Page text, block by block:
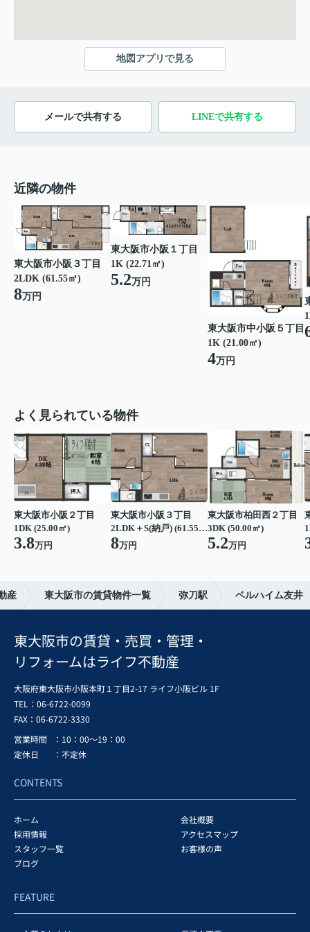
地図アプリで見る
メールで共有する LINEで共有する
近隣の物件
東大阪市小阪３丁目
2LDK (61.55㎡)
8万円
東大阪市小阪１丁目
1K (22.71㎡)
5.2万円
東大阪市中小阪５丁目
1K (21.00㎡)
4万円
よく見られている物件
東大阪市小阪２丁目
1DK (25.00㎡)
3.8万円
東大阪市小阪３丁目
2LDK＋S(納戸) (61.55㎡)
8万円
東大阪市柏田西２丁目
3DK (50.00㎡)
5.2万円
産 東大阪市の賃貸物件一覧 弥刀駅 ベルハイム友井
東大阪市の賃貸・売買・管理・
リフォームはライフ不動産
大阪府東大阪市小阪本町１丁目2-17 ライフ小阪ビル 1F
TEL：06-6722-0099
FAX： 06-6722-3330
営業時間
：10：00～19：00
定休日
：不定休
CONTENTS
ホーム
会社概要
採用情報
アクセスマップ
スタッフ一覧
お客様の声
ブログ
FEATURE